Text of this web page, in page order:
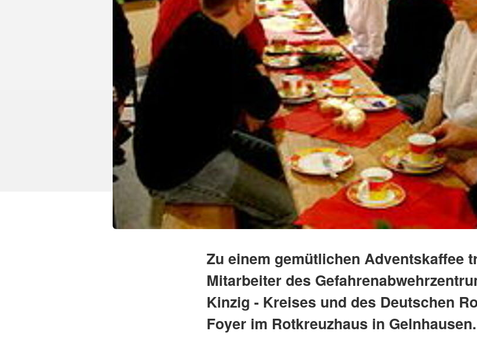
Zu einem gemütlichen Adventskaffee
Mitarbeiter des
Kinzig - Kreises und des Deutschen
Foyer im Rotkreuzhaus in Gelnhausen.